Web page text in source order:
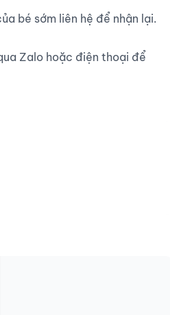
bé sớm liên hệ để nhận lại.
Zalo hoặc điện thoại để